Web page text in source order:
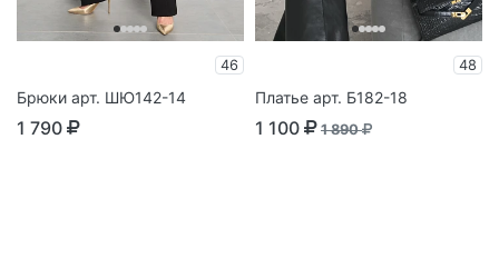
46
Брюки арт. ШЮ142-14
1 790
48
Платье арт. Б182-18
1 100 1 890